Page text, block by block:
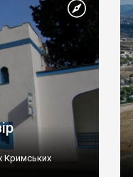
Кримських